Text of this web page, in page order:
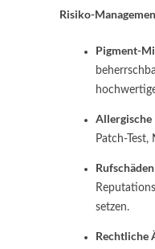
Risiko-
Pigment-
Allergische
Patch-
setzen.
Rechtliche